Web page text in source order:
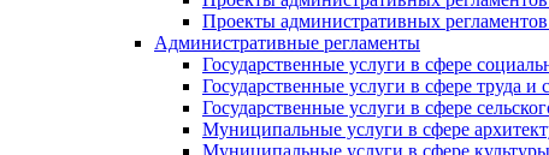
Проекты административных регламентов
Административные регламенты
Государственные услуги в сфере
Государственные услуги в сфере труда
Государственные услуги в сфере
Муниципальные услуги в сфере
Муниципальные услуги в сфере культуры